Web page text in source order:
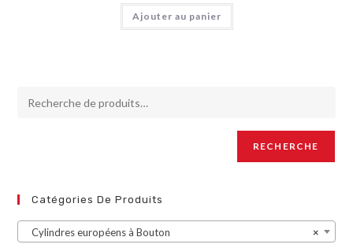
Ajouter au panier
RECHERCHE
Catégories De Produits
×
Cylindres européens à Bouton